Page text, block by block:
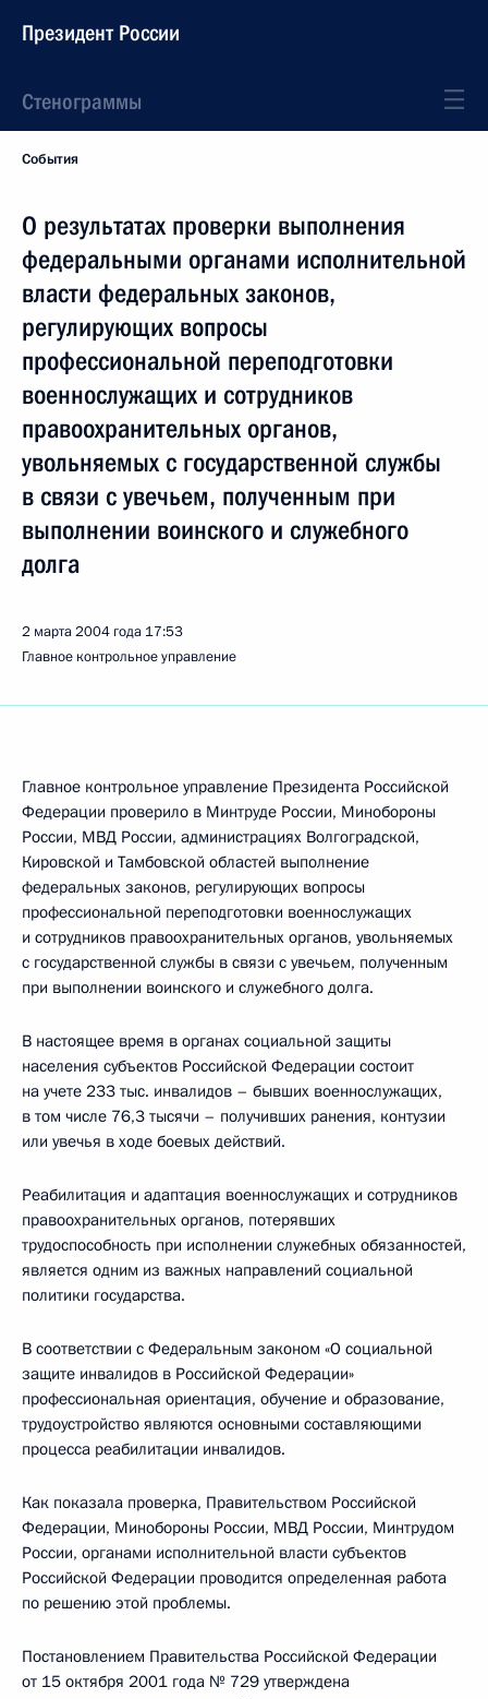
Президент России
Стенограммы
События
О результатах проверки выполнения
федеральными органами исполнительной
власти федеральных законов,
регулирующих вопросы
профессиональной переподготовки
военнослужащих и сотрудников
правоохранительных органов,
увольняемых с государственной службы
в связи с увечьем, полученным при
выполнении воинского и служебного
долга
2 марта 2004 года 17:53
Главное контрольное управление
Главное контрольное управление Президента Российской
Федерации проверило в Минтруде России, Минобороны
России, МВД России, администрациях Волгоградской,
Кировской и Тамбовской областей выполнение
федеральных законов, регулирующих вопросы
профессиональной переподготовки военнослужащих
и сотрудников правоохранительных органов, увольняемых
с государственной службы в связи с увечьем, полученным
при выполнении воинского и служебного долга.
В настоящее время в органах социальной защиты
населения субъектов Российской Федерации состоит
на учете 233 тыс. инвалидов – бывших военнослужащих,
в том числе 76,3 тысячи – получивших ранения, контузии
или увечья в ходе боевых действий.
Реабилитация и адаптация военнослужащих и сотрудников
правоохранительных органов, потерявших
трудоспособность при исполнении служебных обязанностей,
является одним из важных направлений социальной
политики государства.
В соответствии с Федеральным законом «О социальной
защите инвалидов в Российской Федерации»
профессиональная ориентация, обучение и образование,
трудоустройство являются основными составляющими
процесса реабилитации инвалидов.
Как показала проверка, Правительством Российской
Федерации, Минобороны России, МВД России, Минтрудом
России, органами исполнительной власти субъектов
Российской Федерации проводится определенная работа
по решению этой проблемы.
Постановлением Правительства Российской Федерации
от 15 октября 2001 года № 729 утверждена